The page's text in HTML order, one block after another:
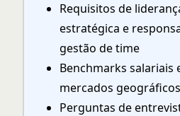
Requisitos de
estratégica e
gestão de time
Benchmarks salariais
mercados geográficos
Perguntas de